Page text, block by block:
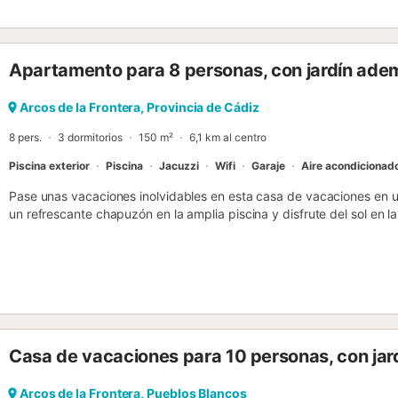
Apartamento para 8 personas, con jardín
Arcos de la Frontera, Provincia de Cádiz
8 pers. 3 dormitorios 150 m² 6,1 km al centro
Piscina exterior Piscina Jacuzzi Wifi Garaje Aire
Pase unas vacaciones inolvidables en esta casa de vacaciones en
un refrescante chapuzón en la amplia piscina y disfrute del sol en
la bañera de hidromasaje y deje atrás el estrés de la vida
descanso del ajetreo de la vida cotidiana. También hay una mesa
oportunidad perfecta para mantenerse activo y divertirse en
a disfrutar de las comidas juntos, mientras que la barbacoa le
perfecto para dar relajantes paseos o disfrutar de un picnic en la
Casa de vacaciones para 10 personas, con
Arcos de la Frontera, Pueblos Blancos